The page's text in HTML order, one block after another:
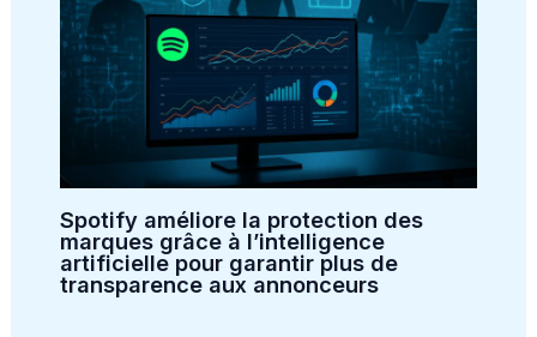
Spotify améliore la protection des
marques grâce à l’intelligence
artificielle pour garantir plus de
transparence aux annonceurs